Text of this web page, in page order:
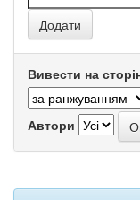
Вивести на
Автори